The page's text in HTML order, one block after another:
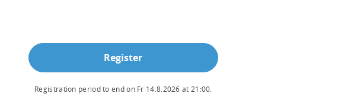
Register
Registration period to end on Fr 14.8.2026 at 21:00.